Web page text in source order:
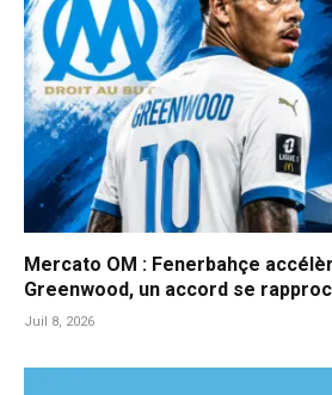
Mercato OM : Fenerbahçe
Greenwood, un accord se
Juil 8, 2026